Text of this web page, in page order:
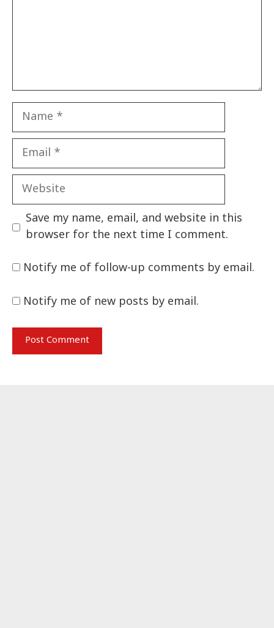
Name
Email
Website
Save my name, email, and website in this
browser for the next time I comment.
Notify me of follow-up comments by email.
Notify me of new posts by email.